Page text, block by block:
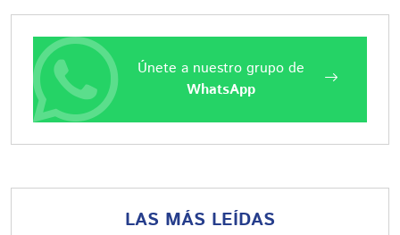
Únete a nuestro grupo de
WhatsApp
LAS MÁS LEÍDAS